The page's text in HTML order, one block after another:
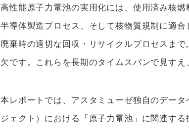
高性能原子力電池の実用化には、使用済み核
半導体製造プロセス、そして核物質規制に適
廃棄時の適切な回収・リサイクルプロセスま
欠です。これらを長期のタイムスパンで見すえ
本レポートでは、アスタミューゼ独自のデー
ジェクト）における「原子力電池」に関連する